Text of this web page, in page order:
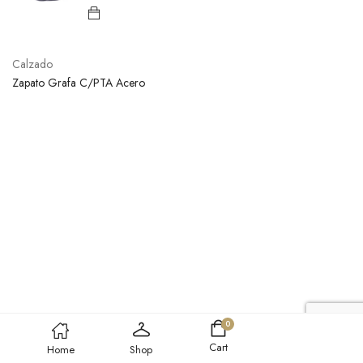
Calzado
Zapato Grafa C/PTA Acero
Home Shop
0
Cart